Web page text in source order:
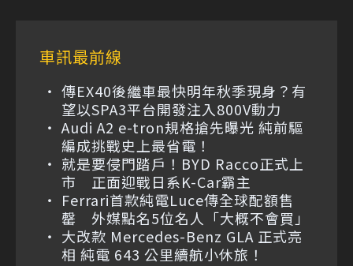
車訊最前線
傳EX40後繼車最快明年秋季現身？有
望以SPA3平台開發注入800V動力
Audi A2 e-tron規格搶先曝光 純前驅
編成挑戰史上最省電！
就是要侵門踏戶！BYD Racco正式上
市 正面迎戰日系K-Car霸主
Ferrari首款純電Luce傳全球配額售
罄 外媒點名5位名人「大概不會買」
大改款 Mercedes-Benz GLA 正式亮
相 純電 643 公里續航小休旅！